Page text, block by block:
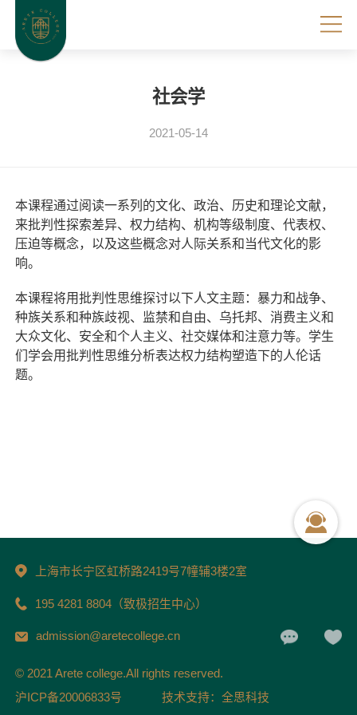
社会学
2021-05-14
本课程通过阅读一系列的文化、政治、历史和理论文献，
来批判性探索差异、权力结构、机构等级制度、代表权、
压迫等概念，以及这些概念对人际关系和当代文化的影
响。
本课程将用批判性思维探讨以下人文主题：暴力和战争、
种族关系和种族歧视、监禁和自由、乌托邦、消费主义和
大众文化、安全和个人主义、社交媒体和注意力等。学生
们学会用批判性思维分析表达权力结构塑造下的人伦话
题。
上海市长宁区虹桥路2419号7幢辅3楼2室
195 4281 8804（致极招生中心）
admission@aretecollege.cn
© 2021 Arete college.All rights reserved.
沪ICP备20006833号
技术支持：全思科技